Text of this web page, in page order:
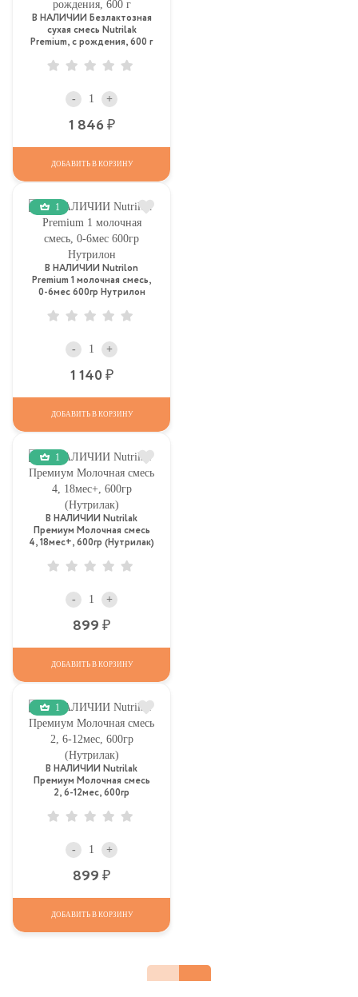
В НАЛИЧИИ Безлактозная
сухая смесь Nutrilak
Premium, с рождения, 600 г
- +
1 846
ДОБАВИТЬ В КОРЗИНУ
1
В НАЛИЧИИ Nutrilon
Premium 1 молочная смесь,
0-6мес 600гр Нутрилон
- +
1 140
ДОБАВИТЬ В КОРЗИНУ
1
В НАЛИЧИИ Nutrilak
Премиум Молочная смесь
4, 18мес+, 600гр (Нутрилак)
- +
899
ДОБАВИТЬ В КОРЗИНУ
1
В НАЛИЧИИ Nutrilak
Премиум Молочная смесь
2, 6-12мес, 600гр
- +
899
ДОБАВИТЬ В КОРЗИНУ